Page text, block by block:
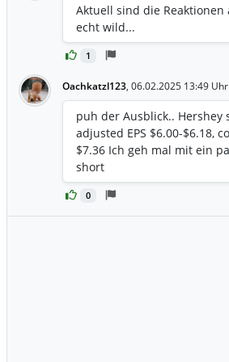
1
Aktuell sind die Reaktionen
echt wild...
Oachkatzl123, 06.02.2025 13:49 Uhr
0
puh der Ausblick.. Hershey
adjusted EPS $6.00-$6.18,
$7.36 Ich geh mal mit ein
short